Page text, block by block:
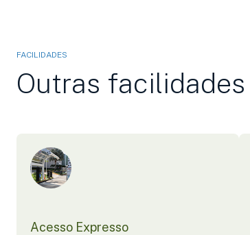
FACILIDADES
Outras facilidades
Acesso Expresso